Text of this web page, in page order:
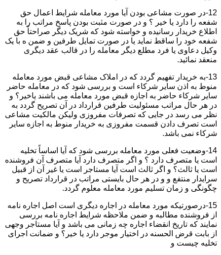
12-در صورت مشاعی بودن آیا مورد معامله شرایط اعمال حق
شفعه را دارد یا خیر ؟ و در صورت مثبت بودن پاسخ مراتب را به
اطلاع خریدار رسانیده و خواسته شود که شریک دیگر صراحتاً حق
شفعه خود را ساقط نماید یا در صورت تمایل طرفین و ضمن ه با یک
وکیل دعاوی یا فرد مطلع دیگر معامله را در قالب عقد دیگری
منعقد نمائید.
13-به خریدار تفهیم گردد که در املاک مشاعی قبض مورد معامله
منوط به اذن سایر شرکاء است و بررسی شود که در معامله حاضر
سایر شرکاء حاضر به اجازه قبض مورد معامله می باشند یاخیر؟ و
در هر حال مراتب مسئولیت طرفین قرارداد در آن تصریح گردد به
نظر می رسد در جایی که تصرفات مفروزی ولیکن مالکیت مشاعی
است تصرف دادن قسمت مفروزی به خریدار منوط به اجازه سایر
شرکاء نمی باشد.
14-وضعیت فعلی مورد معامله بررسی شود که آیا اساساً تخلیه
است یا متصرف دارد ؟ و اگر متصرف دارد آیا متصرف آن فروشنده
است یا ثالث؟ و اگر ثالث است آیا مستاجر است یا غیر آن از قبیل
سرایدار منتفع و و در هر حال بایستی مراتب در قرارداد تصریح و
چگونگی و زمان تسلیم مورد معامله معلوم گردد.
15-درصورتیکه مورد معامله در اجاره دیگری است اصل اجاره نامه
از فروشنده مطالبه و ضمن ملاحظه شرایط اجاره نامه بررسی
نمایند که تاریخ انقضاء اجاره چه زمانی می باشد و آیا مستاجر وجهی
از بابت قرض الحسنه در اختیار موجر دارد یا خیر؟ و ضمانت اجرای
تخلیه چیست و